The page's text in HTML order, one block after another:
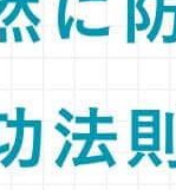
無料ご相談